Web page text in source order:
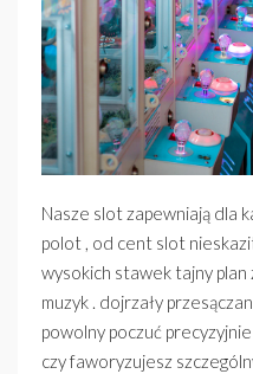
Nasze slot zapewniają dla
polot , od cent slot
wysokich stawek tajny
muzyk . dojrzały
powolny poczuć
czy faworyzujesz